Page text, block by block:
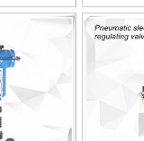
绍 青铜调节阀是一款海
电动青铜调节阀、自力